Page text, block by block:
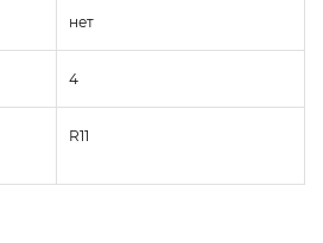
нет
4
R11